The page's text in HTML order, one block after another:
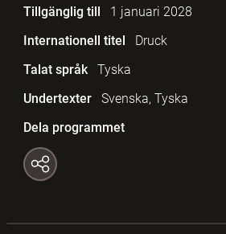
Tillgänglig till
1 januari 2028
Internationell titel
Druck
Talat språk
Tyska
Undertexter
Svenska, Tyska
Dela programmet